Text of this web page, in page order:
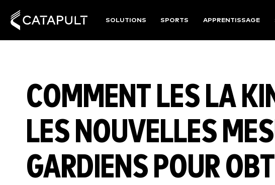
SOLUTIONS SPORTS APPRENTISSAGE
COMMENT LES LA
LES NOUVELLES
GARDIENS POUR